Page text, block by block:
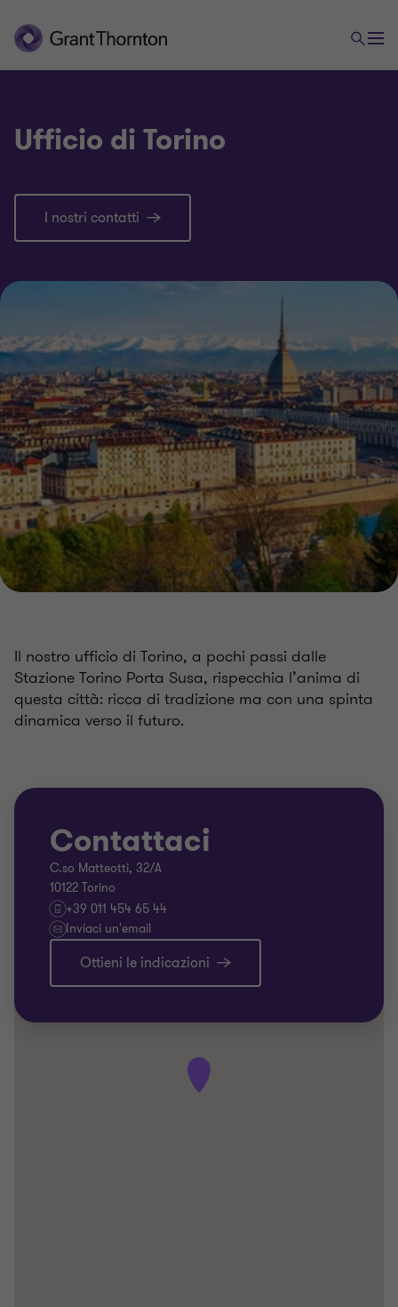
Ufficio di Torino
I nostri contatti
Il nostro ufficio di Torino, a pochi passi dalle
Stazione Torino Porta Susa, rispecchia l’anima di
questa città: ricca di tradizione ma con una spinta
dinamica verso il futuro.
Contattaci
C.so Matteotti, 32/A
10122 Torino
+39 011 454 65 44
Inviaci un'email
Ottieni le indicazioni